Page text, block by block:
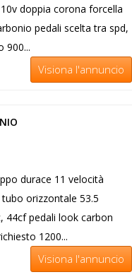
doppia corona forcella
pedali scelta tra spd,
900...
Visiona l'annuncio
durace 11 velocità
orizzontale 53.5
44cf pedali look carbon
1200...
Visiona l'annuncio